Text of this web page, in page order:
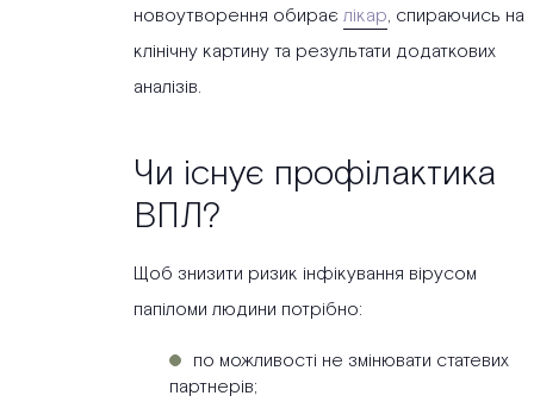
новоутворення обираєлікар, спираючись на
клінічну картину та результати додаткових
аналізів.
Чи існує профілактика
ВПЛ?
Щоб знизити ризик інфікування вірусом
папіломи людини потрібно:
по можливості не змінювати статевих
партнерів;